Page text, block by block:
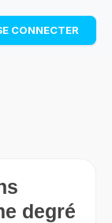
les maths cet
avec des
CONNECTER
degré